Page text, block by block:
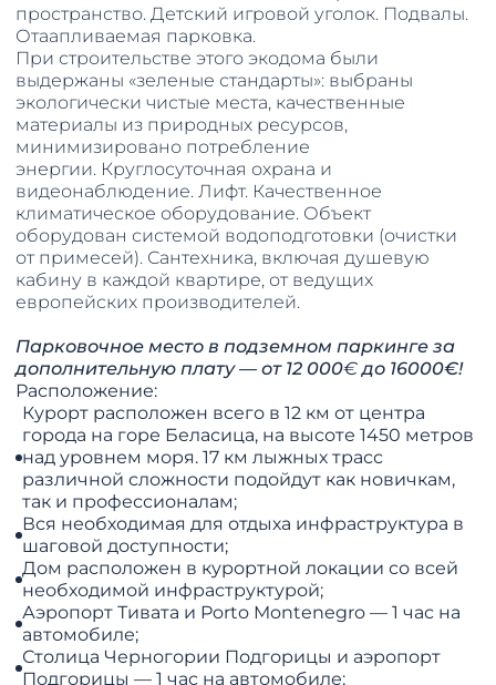
пространство. Детский игровой уголок. Подвалы.
Отаапливаемая парковка.
При строительстве этого экодома были
выдержаны «зеленые стандарты»: выбраны
экологически чистые места, качественные
материалы из природных ресурсов,
минимизировано потребление
энергии. Круглосуточная охрана и
видеонаблюдение. Лифт. Качественное
климатическое оборудование. Объект
оборудован системой водоподготовки (очистки
от примесей). Сантехника, включая душевую
кабину в каждой квартире, от ведущих
европейских производителей.
Парковочное место в подземном паркинге за
дополнительную плату — от 12 000€до 16000€!
Расположение:
Курорт расположен всего в 12 км от центра
города на горе Беласица, на высоте 1450 метров
над уровнем моря. 17 км лыжных трасс
различной сложности подойдут как новичкам,
так и профессионалам;
Вся необходимая для отдыха инфраструктура в
шаговой доступности;
Дом расположен в курортной локации со всей
необходимой инфраструктурой;
Аэропорт Тивата и Porto Montenegro — 1 час на
автомобиле;
Столица Черногории Подгорицы и аэропорт
Подгорицы — 1 час на автомобиле;